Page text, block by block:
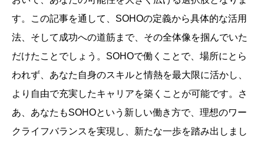
す。この記事を通して、SOHOの定義から具体的な活用
法、そして成功への道筋まで、その全体像を掴んでいた
だけたことでしょう。SOHOで働くことで、場所にとら
われず、あなた自身のスキルと情熱を最大限に活かし、
より自由で充実したキャリアを築くことが可能です。さ
あ、あなたもSOHOという新しい働き方で、理想のワー
クライフバランスを実現し、新たな一歩を踏み出しまし